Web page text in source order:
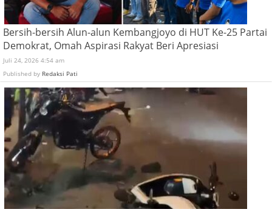
Bersih-bersih Alun-alun Kembangjoyo di HUT Ke-25 Partai
Demokrat, Omah Aspirasi Rakyat Beri Apresiasi
Juli 24, 2026 4:54 am
Published by Redaksi Pati